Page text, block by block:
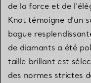
de la force et de
Knot témoigne d’un
bague
de diamants a été
taille brillant est
des normes strictes